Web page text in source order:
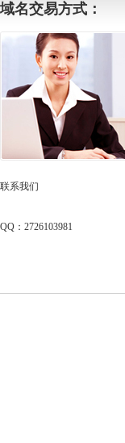
域名交易方式：
联系我们
QQ：2726103981